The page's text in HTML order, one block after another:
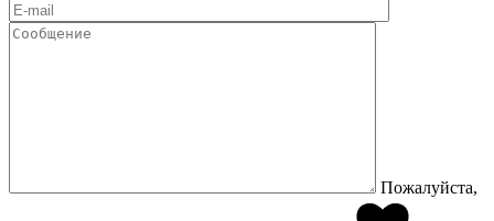
Пожалуйста,